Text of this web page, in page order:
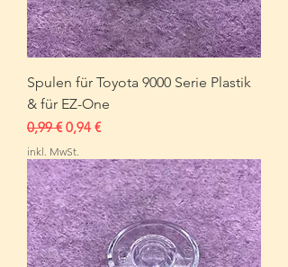
Spulen für Toyota 9000 Serie Plastik
& für EZ-One
Standardpreis
0,99 € Sale-Preis
0,94 €
inkl. MwSt.